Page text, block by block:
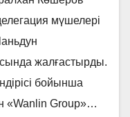
мүшелері
жалғастырды.
бойынша
«Wanlin Group»…